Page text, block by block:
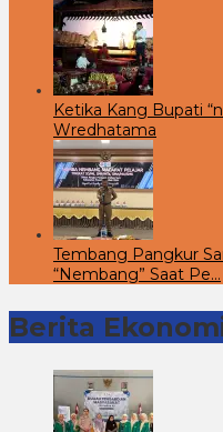
Ketika Kang Bupati
Wredhatama
Tembang Pangkur
“Nembang” Saat Pe…
Berita